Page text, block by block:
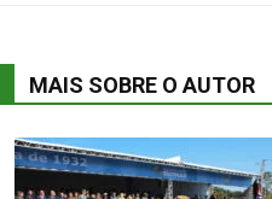
MAIS SOBRE O AUTOR